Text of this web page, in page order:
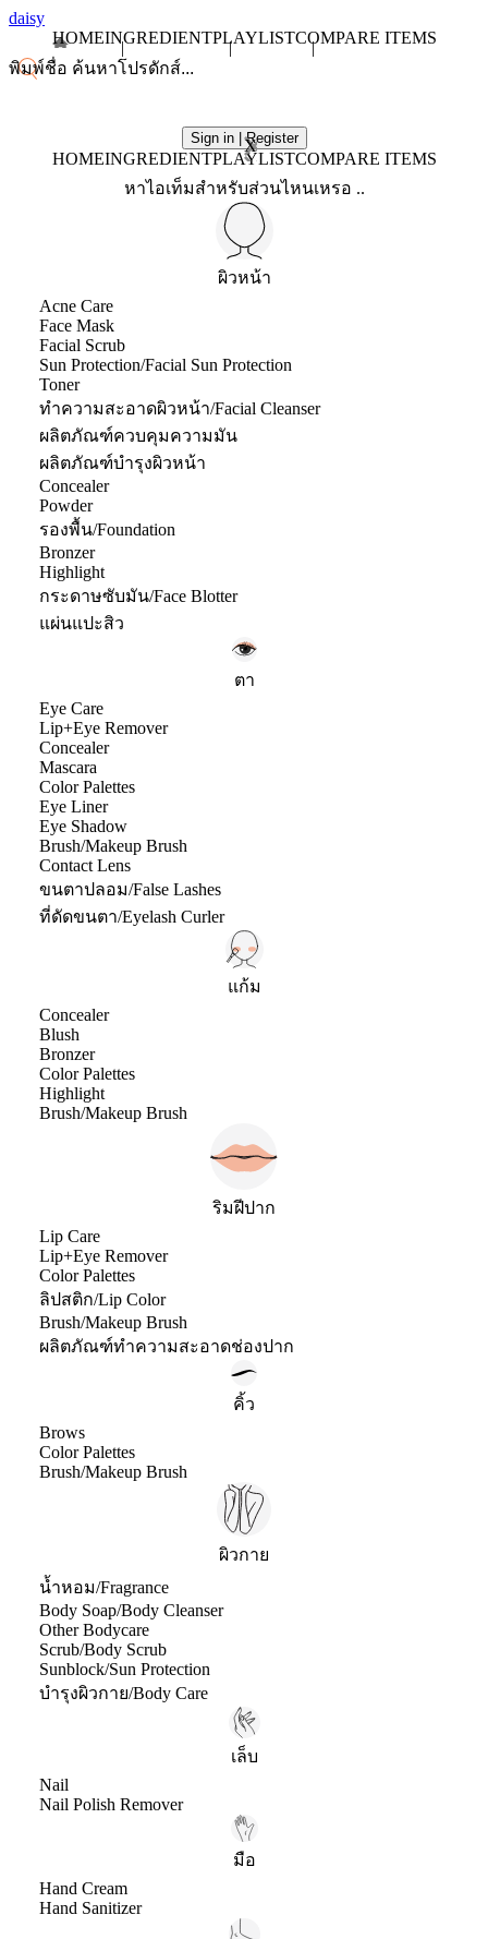
daisy
HOMEINGREDIENTPLAYLISTCOMPARE ITEMS
Sign in | Register
X
HOMEINGREDIENTPLAYLISTCOMPARE ITEMS
หาไอเท็มสำหรับส่วนไหนเหรอ ..
ผิวหน้า
Acne Care
Face Mask
Facial Scrub
Sun Protection/Facial Sun Protection
Toner
ทำความสะอาดผิวหน้า/Facial Cleanser
ผลิตภัณฑ์ควบคุมความมัน
ผลิตภัณฑ์บำรุงผิวหน้า
Concealer
Powder
รองพื้น/Foundation
Bronzer
Highlight
กระดาษซับมัน/Face Blotter
แผ่นแปะสิว
ตา
Eye Care
Lip+Eye Remover
Concealer
Mascara
Color Palettes
Eye Liner
Eye Shadow
Brush/Makeup Brush
Contact Lens
ขนตาปลอม/False Lashes
ที่ดัดขนตา/Eyelash Curler
แก้ม
Concealer
Blush
Bronzer
Color Palettes
Highlight
Brush/Makeup Brush
ริมฝีปาก
Lip Care
Lip+Eye Remover
Color Palettes
ลิปสติก/Lip Color
Brush/Makeup Brush
ผลิตภัณฑ์ทำความสะอาดช่องปาก
คิ้ว
Brows
Color Palettes
Brush/Makeup Brush
ผิวกาย
น้ำหอม/Fragrance
Body Soap/Body Cleanser
Other Bodycare
Scrub/Body Scrub
Sunblock/Sun Protection
บำรุงผิวกาย/Body Care
เล็บ
Nail
Nail Polish Remover
มือ
Hand Cream
Hand Sanitizer